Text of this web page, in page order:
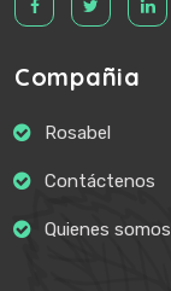
Compañia
Rosabel
Contáctenos
Quienes somos